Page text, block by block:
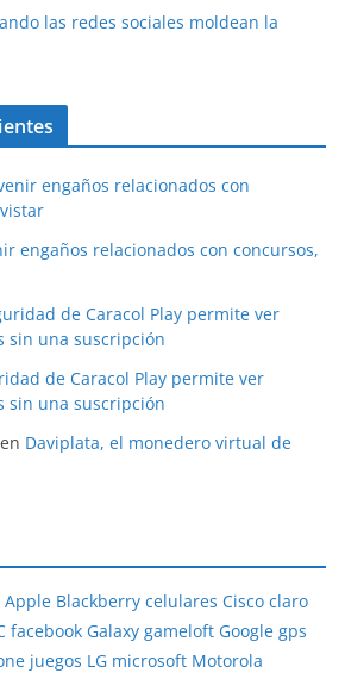
las redes sociales moldean la
engaños relacionados con
engaños relacionados con concursos,
de Caracol Play permite ver
sin una suscripción
de Caracol Play permite ver
sin una suscripción
en Daviplata, el monedero virtual de
Apple Blackberry celulares Cisco claro
facebook Galaxy gameloft Google gps
juegos LG microsoft Motorola